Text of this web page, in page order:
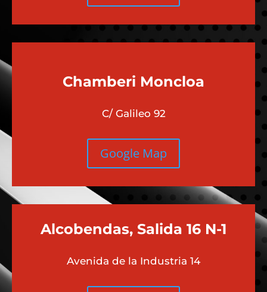
Chamberi Moncloa
C/ Galileo 92
Google Map
Alcobendas, Salida 16 N-1
Avenida de la Industria 14